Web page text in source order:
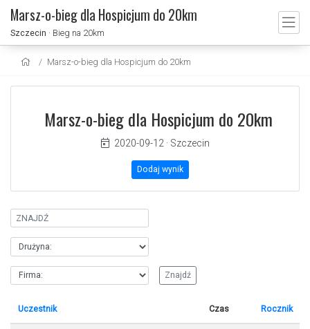
Marsz-o-bieg dla Hospicjum do 20km
Szczecin · Bieg na 20km
Marsz-o-bieg dla Hospicjum do 20km
Marsz-o-bieg dla Hospicjum do 20km
2020-09-12 · Szczecin
Dodaj wynik
Uczestnik Czas Rocznik